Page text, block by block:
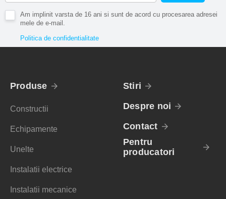
Am implinit varsta de 16 ani si sunt de acord cu procesarea adresei
mele de e-mail.
Politica de confidentialitate
Produse
Constructii
Echipamente
Unelte
Instalatii electrice
Instalatii mecanice
Stiri
Despre noi
Contact
Pentru
producatori